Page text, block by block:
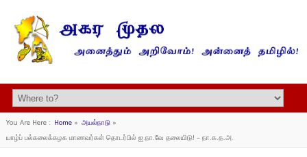
You Are Here : Home» அயல்நாடு»
யாழ்ப் பல்கலைக்கழக மாணவர்கள் தொடர்பில் ஐ.நா.வே தலையிடு! – நா.க.த.அ.